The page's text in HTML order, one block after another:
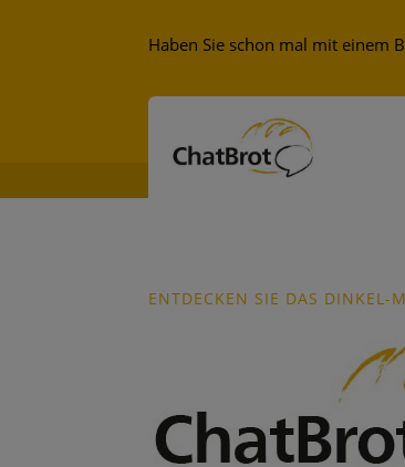
Haben Sie schon mal mit einem
ENTDECKEN SIE DAS DINKEL-